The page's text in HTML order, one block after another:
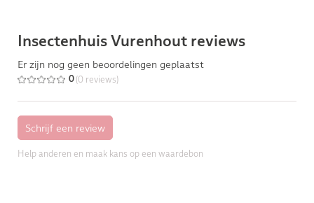
Insectenhuis Vurenhout reviews
Er zijn nog geen beoordelingen geplaatst
0 (0 reviews)
Help anderen en maak kans op een waardebon